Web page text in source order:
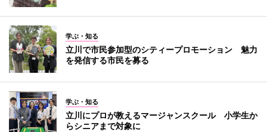
学ぶ・知る
立川で市民参加型のシティープロモーション 魅力
を発信する市民を募る
学ぶ・知る
立川にプロが教えるマージャンスクール 小学生か
らシニアまで対象に